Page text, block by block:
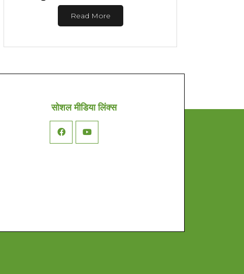
Read More
सोशल मीडिया लिंक्स